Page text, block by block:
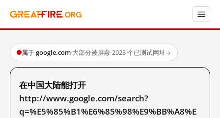
属于 google.com·大部分被屏蔽·2923 个已测试网址→
在中国大陆能打开
http://www.google.com/search?
q=%E5%85%B1%E6%85%98%E9%BB%A8%E